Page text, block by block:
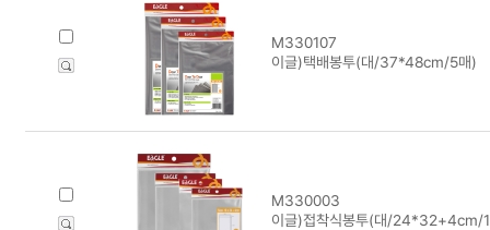
M330107
이글)택배봉투(대/37*48cm/5매)
M330003
이글)접착식봉투(대/